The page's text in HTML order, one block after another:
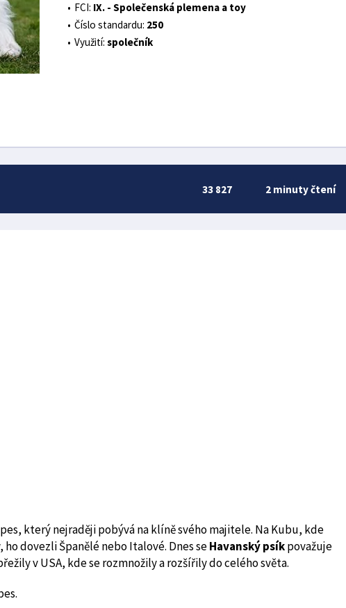
který nejraději pobývá na klíně svého majitele. Na Kubu, kde
dovezli Španělé nebo Italové. Dnes seHavanský psíkpovažuje
v USA, kde se rozmnožily a rozšířily do celého světa.
FCI: IX. - Společenská plemena a toy
Číslo standardu: 250
Využití:společník
33 827 2 minuty čtení